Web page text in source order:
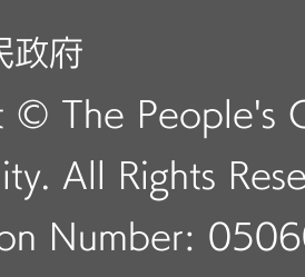
政府
© The People's
All Rights
Number: